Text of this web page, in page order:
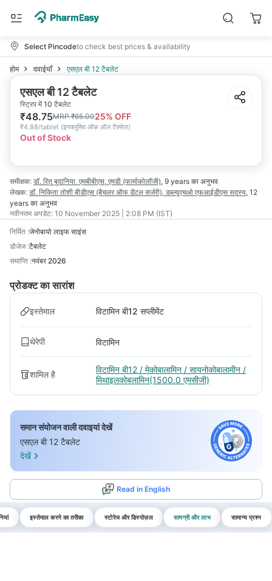
Select Pincodeto check best prices & availability
होम दवाईयाँ एसएल बी 12 टैबलेट
एसएल बी 12 टैबलेट
स्ट्रिप में 10 टैबलेट
₹48.75MRP₹65.0025% OFF
₹4.88/tablet (इनक्लूसिव ऑफ़ ऑल टैक्सेज़)
Out of Stock
समीक्षक: डॉ. रितु बुदानिया एमबीबीएस, एमडी (फार्माकोलॉजी), 9 years का अनुभव
लेखक: डॉ. निकिता तोशी बीडीएस (बैचलर ऑफ डेंटल सर्जरी), डब्ल्यूएचओ एफआईडीएस सदस्य, 12
years का अनुभव
नवीनतम अपडेट: 10 November 2025 | 2:08 PM (IST)
निर्मित :जेनोबायो लाइफ साइंस
डोजेज :टैबलेट
समाप्ति :नवंबर 2026
प्रोडक्ट का सारांश
इस्तेमाल विटामिन बी12 सप्लीमेंट
थेरेपी विटामिन
शामिल है
विटामिन बी12 / मेकोबालामिन / सायनोकोबालामीन /
मिथाइलकोबलामिन(1500.0 एमसीजी)
समान संयोजन वाली दवाइयां देखें
एसएल बी 12 टैबलेट
देखें
Read in English
इस्तेमाल करने का तरीका स्टोरेज और डिस्पोज़ल सामग्री और लाभ सामान्य प्रश्न